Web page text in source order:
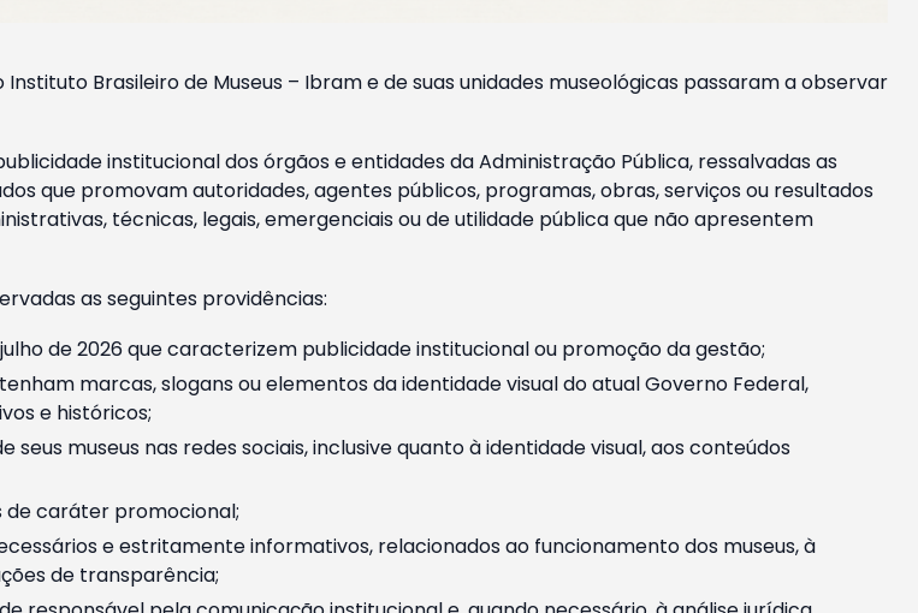
Brasileiro de Museus – Ibram e de suas unidades museológicas passaram a observar
institucional dos órgãos e entidades da Administração Pública, ressalvadas as
que promovam autoridades, agentes públicos, programas, obras, serviços ou resultados
técnicas, legais, emergenciais ou de utilidade pública que não apresentem
as seguintes providências:
de 2026 que caracterizem publicidade institucional ou promoção da gestão;
marcas, slogans ou elementos da identidade visual do atual Governo Federal,
e históricos;
museus nas redes sociais, inclusive quanto à identidade visual, aos conteúdos
de caráter promocional;
e estritamente informativos, relacionados ao funcionamento dos museus, à
de transparência;